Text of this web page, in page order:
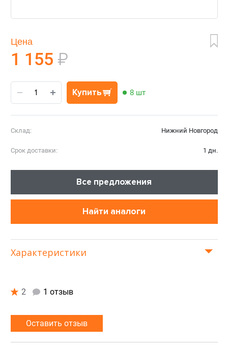
Цена
1 155 ₽
Купить 8 шт
Склад: Нижний Новгород
Срок доставки: 1 дн.
Все предложения
Найти аналоги
Характеристики
2 1 отзыв
Оставить отзыв